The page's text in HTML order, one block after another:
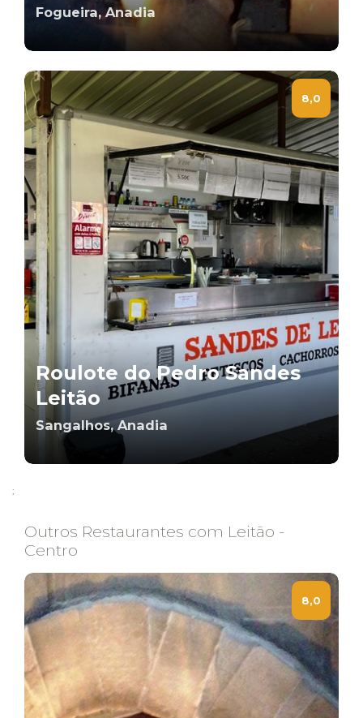
Fogueira, Anadia
8,0
Roulote do Pedro Sandes
Leitão
Sangalhos, Anadia
;
Outros Restaurantes com Leitão -
Centro
8,0